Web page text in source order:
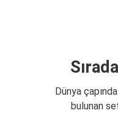
Dünya
bulunan